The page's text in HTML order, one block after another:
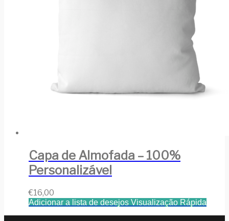
Capa de Almofada – 100%
Personalizável
€16,00
Adicionar a lista de desejos Visualização Rápida